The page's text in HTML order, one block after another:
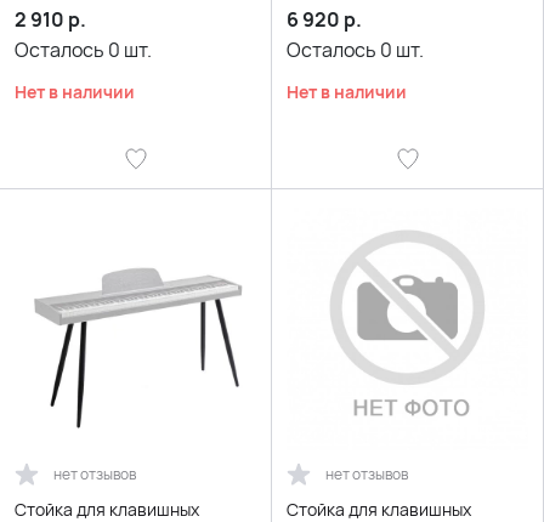
2 910 р.
Осталось 0 шт.
Нет в наличии
6 920 р.
Осталось 0 шт.
Нет в наличии
нет отзывов
Стойка для клавишных
нет отзывов
Стойка для клавишных